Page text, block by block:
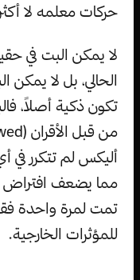
حركات معلمه لا
لا يمكن البت في
الحالي، بل لا يمكن
تكون ذكية أصلاً،
أليكس لم تتكرر في
مما يضعف افتراض
تمت لمرة واحدة
للمؤثرات الخارجية.